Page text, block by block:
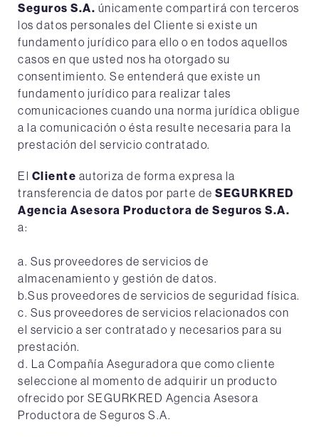
Seguros S.A. únicamente compartirá con terceros
los datos personales del Cliente si existe un
fundamento jurídico para ello o en todos aquellos
casos en que usted nos ha otorgado su
consentimiento. Se entenderá que existe un
fundamento jurídico para realizar tales
comunicaciones cuando una norma jurídica obligue
a la comunicación o ésta resulte necesaria para la
prestación del servicio contratado.
El Cliente autoriza de forma expresa la
transferencia de datos por parte de SEGURKRED
Agencia Asesora Productora de Seguros S.A.
a:
a. Sus proveedores de servicios de
almacenamiento y gestión de datos.
b.Sus proveedores de servicios de seguridad física.
c. Sus proveedores de servicios relacionados con
el servicio a ser contratado y necesarios para su
prestación.
d. La Compañía Aseguradora que como cliente
seleccione al momento de adquirir un producto
ofrecido por SEGURKRED Agencia Asesora
Productora de Seguros S.A.